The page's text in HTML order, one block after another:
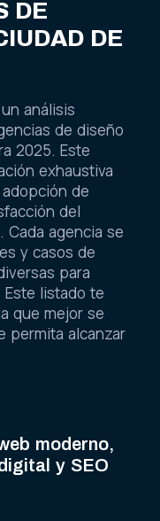
DE
DE
análisis
de diseño
2025. Este
exhaustiva
de
del
agencia se
y casos de
para
listado te
que mejor se
permita alcanzar
moderno,
y SEO